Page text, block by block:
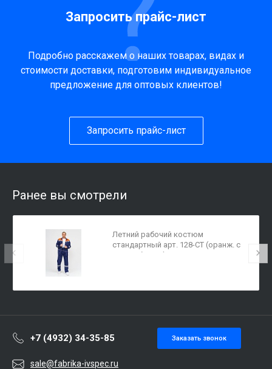
Запросить прайс-лист
Подробно расскажем о наших товарах, видах и
стоимости доставки, подготовим индивидуальное
предложение для оптовых клиентов!
Запросить прайс-лист
Ранее вы смотрели
Летний рабочий костюм
стандартный арт. 128-СТ (оранж. с
синим, брюки)
+7 (4932) 34-35-85 Заказать звонок
sale@fabrika-ivspec.ru